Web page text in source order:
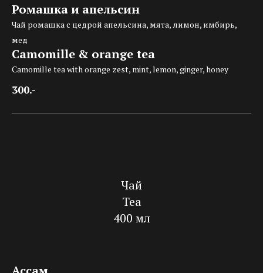
Ромашка и апельсин
Чай ромашка с цедрой апельсина, мята, лимон, имбирь,
мед
Camomille & orange tea
Camomille tea with orange zest, mint, lemon, ginger, honey
300.-
Чай
Tea
400 мл